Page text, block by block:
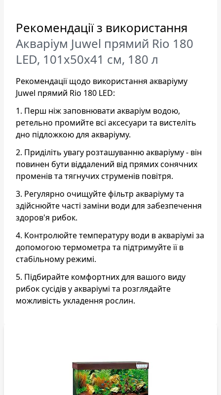
Рекомендації з використання
Акваріум Juwel прямий Rio 180
LED, 101х50х41 см, 180 л
Рекомендації щодо використання акваріуму
Juwel прямий Rio 180 LED:
1. Перш ніж заповнювати акваріум водою,
ретельно промийте всі аксесуари та вистеліть
дно підложкою для акваріуму.
2. Приділіть увагу розташуванню акваріуму - він
повинен бути віддалений від прямих сонячних
променів та тягнучих струменів повітря.
3. Регулярно очищуйте фільтр акваріуму та
здійснюйте часті заміни води для забезпечення
здоров'я рибок.
4. Контролюйте температуру води в акваріумі за
допомогою термометра та підтримуйте її в
стабільному режимі.
5. Підбирайте комфортних для вашого виду
рибок сусідів у акваріумі та розглядайте
можливість укладення рослин.